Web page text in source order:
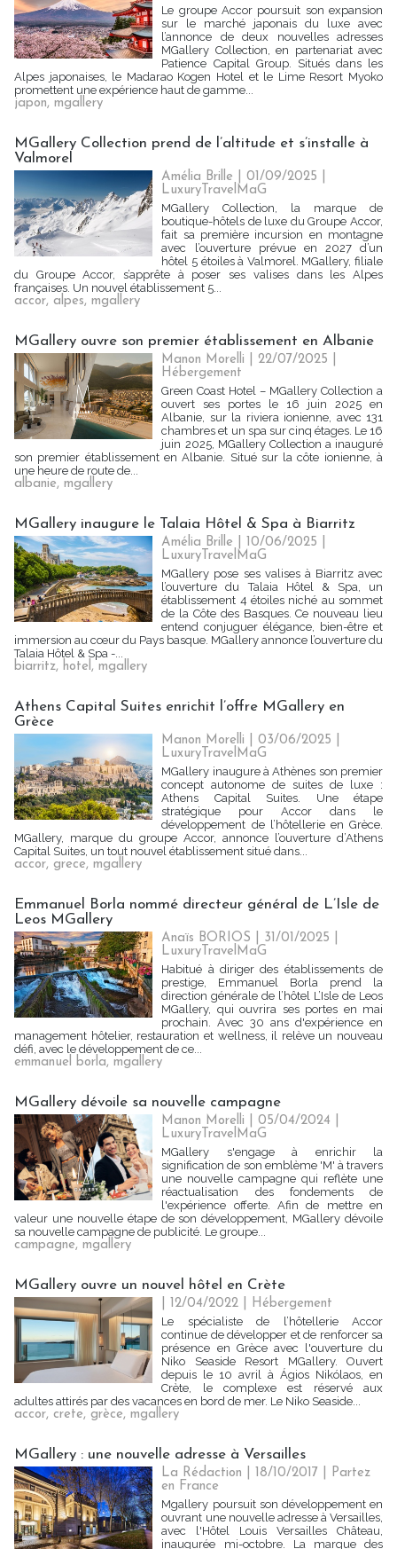
Le groupe Accor poursuit son expansion
sur le marché japonais du luxe avec
l’annonce de deux nouvelles adresses
MGallery Collection, en partenariat avec
Patience Capital Group. Situés dans les
Alpes japonaises, le Madarao Kogen Hotel et le Lime Resort Myoko
promettent une expérience haut de gamme...
japon, mgallery
MGallery Collection prend de l’altitude et s’installe à
Valmorel
Amélia Brille | 01/09/2025
LuxuryTravelMaG
MGallery Collection, la marque de
boutique-hôtels de luxe du Groupe Accor,
fait sa première incursion en montagne
avec l’ouverture prévue en 2027 d’un
hôtel 5 étoiles à Valmorel. MGallery, filiale
du Groupe Accor, s’apprête à poser ses valises dans les Alpes
françaises. Un nouvel établissement 5...
accor, alpes, mgallery
MGallery ouvre son premier établissement en Albanie
Manon Morelli | 22/07/2025
Hébergement
Green Coast Hotel – MGallery Collection a
ouvert ses portes le 16 juin 2025 en
Albanie, sur la riviera ionienne, avec 131
chambres et un spa sur cinq étages. Le 16
juin 2025, MGallery Collection a inauguré
son premier établissement en Albanie. Situé sur la côte ionienne, à
une heure de route de...
albanie, mgallery
MGallery inaugure le Talaia Hôtel & Spa à Biarritz
Amélia Brille | 10/06/2025
LuxuryTravelMaG
MGallery pose ses valises à Biarritz avec
l’ouverture du Talaia Hôtel & Spa, un
établissement 4 étoiles niché au sommet
de la Côte des Basques. Ce nouveau lieu
entend conjuguer élégance, bien-être et
immersion au cœur du Pays basque. MGallery annonce l’ouverture du
Talaia Hôtel & Spa -...
biarritz, hotel, mgallery
Athens Capital Suites enrichit l’offre MGallery en
Grèce
Manon Morelli | 03/06/2025
LuxuryTravelMaG
MGallery inaugure à Athènes son premier
concept autonome de suites de luxe :
Athens Capital Suites. Une étape
stratégique pour Accor dans le
développement de l’hôtellerie en Grèce.
MGallery, marque du groupe Accor, annonce l’ouverture d’Athens
Capital Suites, un tout nouvel établissement situé dans...
accor, grece, mgallery
Emmanuel Borla nommé directeur général de L’Isle de
Leos MGallery
Anaïs BORIOS | 31/01/2025
LuxuryTravelMaG
Habitué à diriger des établissements de
prestige, Emmanuel Borla prend la
direction générale de l’hôtel L’Isle de Leos
MGallery, qui ouvrira ses portes en mai
prochain. Avec 30 ans d'expérience en
management hôtelier, restauration et wellness, il relève un nouveau
défi, avec le développement de ce...
emmanuel borla, mgallery
MGallery dévoile sa nouvelle campagne
Manon Morelli | 05/04/2024
LuxuryTravelMaG
MGallery s'engage à enrichir la
signification de son emblème 'M' à travers
une nouvelle campagne qui reflète une
réactualisation des fondements de
l'expérience offerte. Afin de mettre en
valeur une nouvelle étape de son développement, MGallery dévoile
sa nouvelle campagne de publicité. Le groupe...
campagne, mgallery
MGallery ouvre un nouvel hôtel en Crète
| 12/04/2022
Hébergement
Le spécialiste de l’hôtellerie Accor
continue de développer et de renforcer sa
présence en Grèce avec l'ouverture du
Niko Seaside Resort MGallery. Ouvert
depuis le 10 avril à Ágios Nikólaos, en
Crète, le complexe est réservé aux
adultes attirés par des vacances en bord de mer. Le Niko Seaside...
accor, crete, grèce, mgallery
MGallery : une nouvelle adresse à Versailles
La Rédaction | 18/10/2017
Partez
en France
Mgallery poursuit son développement en
ouvrant une nouvelle adresse à Versailles,
avec l'Hôtel Louis Versailles Château,
inaugurée mi-octobre. La marque des